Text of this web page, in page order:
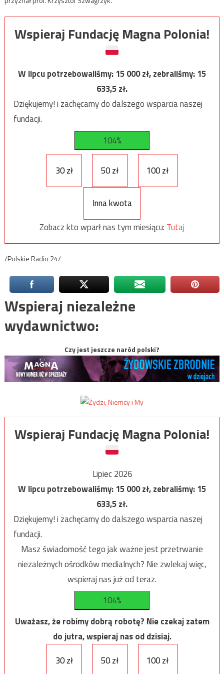
Wspieraj Fundację Magna Polonia!
W lipcu potrzebowaliśmy:15 000zł, zebraliśmy:15
633,5zł.
Dziękujemy! i zachęcamy do dalszego wsparcia naszej
fundacji.
104%
30 zł 50 zł 100 zł
Inna kwota
Zobacz kto wparł nas tym miesiącu: Tutaj
/Polskie Radio 24/
Wspieraj niezależne
wydawnictwo:
Czy jest jeszcze naród polski?
Wspieraj Fundację Magna Polonia!
Lipiec 2026
W lipcu potrzebowaliśmy:15 000zł, zebraliśmy:15
633,5zł.
Dziękujemy! i zachęcamy do dalszego wsparcia naszej
fundacji.
Masz świadomość tego jak ważne jest przetrwanie
niezależnych ośrodków medialnych? Nie zwlekaj więc,
wspieraj nas już od teraz.
104%
Uważasz, że robimy dobrą robotę? Nie czekaj zatem
do jutra, wspieraj nas od dzisiaj.
30 zł
50 zł 100 zł